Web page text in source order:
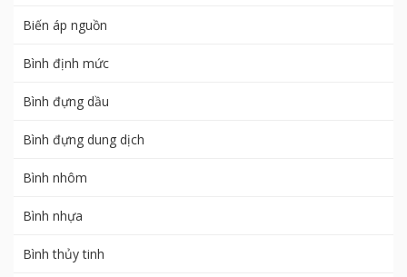
Biến áp nguồn
Bình định mức
Bình đựng dầu
Bình đựng dung dịch
Bình nhôm
Bình nhựa
Bình thủy tinh